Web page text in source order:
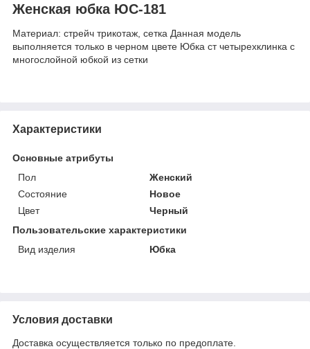
Женская юбка ЮС-181
Материал: стрейч трикотаж, сетка Данная модель
выполняется только в черном цвете Юбка ст четырехклинка с
многослойной юбкой из сетки
Характеристики
Основные атрибуты
Пол
Женский
Состояние
Новое
Цвет
Черный
Пользовательские характеристики
Вид изделия
Юбка
Условия доставки
Доставка осуществляется только по предоплате.